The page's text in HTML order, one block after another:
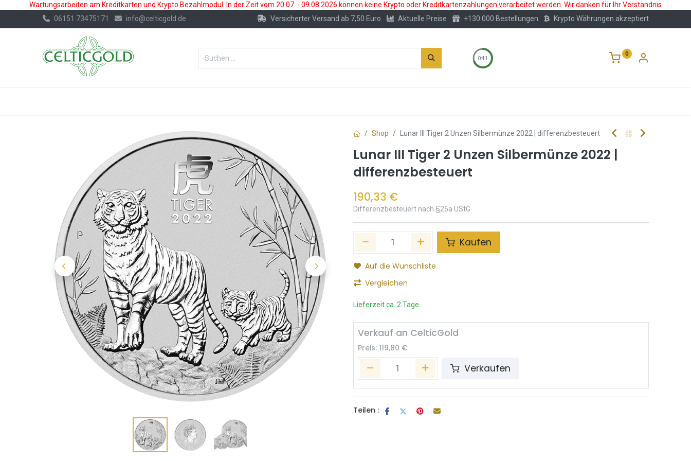
Wartungsarbeiten am Kreditkarten und Krypto Bezahlmodul. In der Zeit vom 20.07. - 09.08.2026 können keine Krypto oder Kreditkartenzahlungen verarbeitet werden. Wir danken für Ihr Verständnis
06151 73475171
info@celticgold.de Versicherter Versand ab 7,50 Euro Aktuelle Preise +130.000 Bestellungen Krypto Währungen akzeptiert
0:41
0
Shop Lunar III Tiger 2 Unzen Silbermünze 2022 | differenzbesteuert
Lunar III Tiger 2 Unzen Silbermünze 2022 |
differenzbesteuert
190,33 €
Differenzbesteuert nach §25a UStG
Kaufen
Auf die Wunschliste
Vergleichen
Lieferzeit ca. 2 Tage.
Verkauf an CelticGold
Preis: 119,80 €
Verkaufen
Teilen :